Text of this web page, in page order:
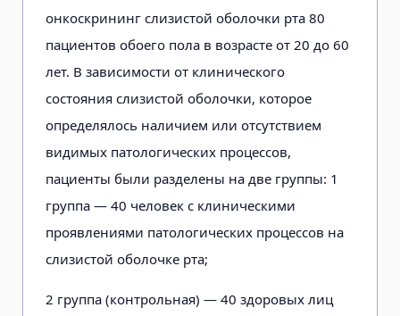
онкоскрининг слизистой оболочки рта 80
пациентов обоего пола в возрасте от 20 до 60
лет. В зависимости от клинического
состояния слизистой оболочки, которое
определялось наличием или отсутствием
видимых патологических процессов,
пациенты были разделены на две группы: 1
группа — 40 человек с клиническими
проявлениями патологических процессов на
слизистой оболочке рта;
2 группа (контрольная) — 40 здоровых лиц